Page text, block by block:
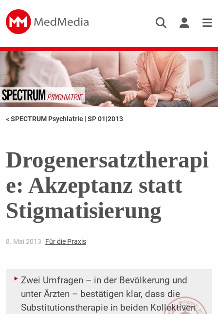
« SPECTRUM Psychiatrie |SP 01|2013
Drogenersatztherapi
e: Akzeptanz statt
Stigmatisierung
8. Mai 2013 Für die Praxis
Zwei Umfragen – in der Bevölkerung und
unter Ärzten – bestätigen klar, dass die
Substitutionstherapie in beiden Kollektiven